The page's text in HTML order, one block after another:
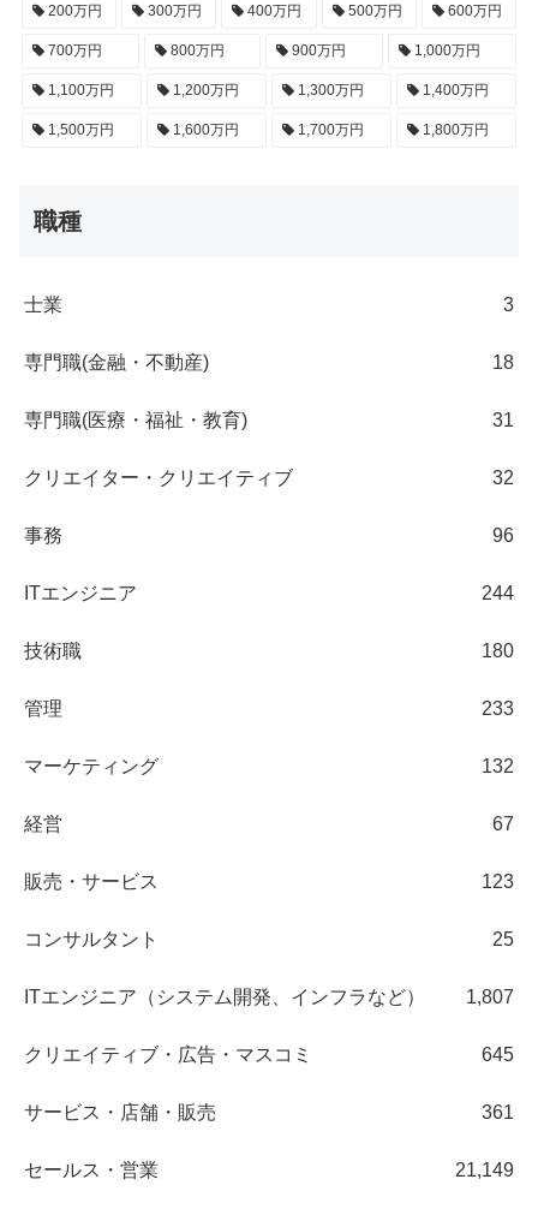
200万円 300万円 400万円 500万円 600万円
700万円 800万円 900万円 1,000万円
1,100万円 1,200万円 1,300万円 1,400万円
1,500万円 1,600万円 1,700万円 1,800万円
職種
士業 3
専門職(金融・不動産) 18
専門職(医療・福祉・教育) 31
クリエイター・クリエイティブ 32
事務 96
ITエンジニア 244
技術職 180
管理 233
マーケティング 132
経営 67
販売・サービス 123
コンサルタント 25
ITエンジニア（システム開発、インフラなど） 1,807
クリエイティブ・広告・マスコミ 645
サービス・店舗・販売 361
セールス・営業 21,149